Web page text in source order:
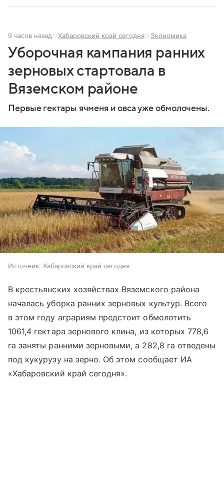
9 часов назад Хабаровский край сегодня Экономика
Уборочная кампания ранних
зерновых стартовала в
Вяземском районе
Первые гектары ячменя и овса уже обмолочены.
Источник: Хабаровский край сегодня
В крестьянских хозяйствах Вяземского района
началась уборка ранних зерновых культур. Всего
в этом году аграриям предстоит обмолотить
1061,4 гектара зернового клина, из которых 778,6
га заняты ранними зерновыми, а 282,8 га отведены
под кукурузу на зерно. Об этом сообщает ИА
«Хабаровский край сегодня».